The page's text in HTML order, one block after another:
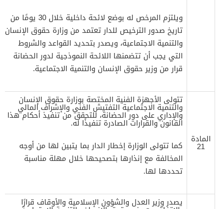
ويلتزم المرخص له بوضع لائحة داخلية خلال 30 يومًا من
تاريخ صدور الترخيص للدار تعتمد من وزارة حقوق الإنسان
والتنمية الاجتماعية، ويصدر بتحديد القواعد والشروط
التي يجب أن تتضمنها اللائحة النموذجية لدور الحضانة
قرار من وزير حقوق الإنسان والتنمية الاجتماعية.
المادة
21
تتولى الأجهزة الفنية المختصة بوزارة حقوق الإنسان
والتنمية الاجتماعية التفتيش الفني والإشراف المالي
والإداري على دور الحضانة، للتحقق من تنفيذ أحكام هذا
القانون والقرارات الصادرة تنفيذًا له.
كما تتولى الوزارة إخطار الدار بما يتبين لها من أوجه
المخالفة مع إنذارها بتصحيحها خلال مهلة مناسبة
تحددها لها.
يصدر وزير العدل والشؤون الإسلامية والأوقاف قرارًا